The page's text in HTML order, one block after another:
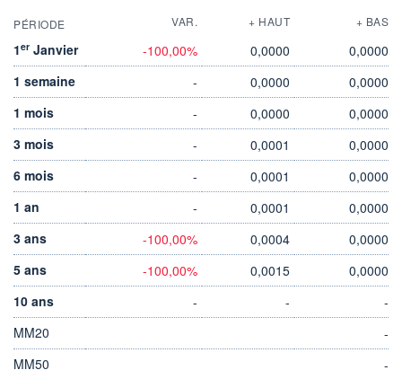
PÉRIODE VAR. + HAUT + BAS
1er Janvier -100,00% 0,0000
0,0000
1 semaine
- 0,0000
0,0000
1 mois
- 0,0000
0,0000
3 mois
- 0,0001
0,0000
6 mois
- 0,0001
0,0000
1 an
- 0,0001
0,0000
3 ans
-100,00% 0,0004
0,0000
5 ans
-100,00% 0,0015
0,0000
10 ans
- -
-
MM20
-
MM50
-